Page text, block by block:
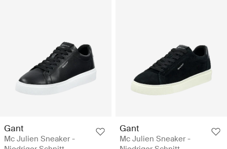
Gant
Mc Julien Sneaker -
Gant
Mc Julien Sneaker -